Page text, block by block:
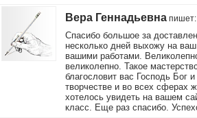
Вера Геннадьевна пишет:
Спасибо большое за
несколько дней выхожу на
вашими работами.
великолепно. Такое
благословит вас Господь Бог
творчестве и во всех сферах
хотелось увидеть на вашем
класс. Еще раз спасибо.